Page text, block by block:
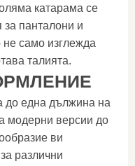
катарама се
панталони и
не само изглежда
талията.
до една дължина на
модерни версии до
ви
различни